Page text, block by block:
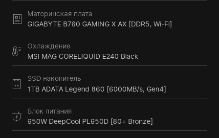
Материнская плата
GIGABYTE B760 GAMING X AX [DDR5, Wi-Fi]
Охлаждение
MSI MAG CORELIQUID E240 Black
SSD накопитель
1TB ADATA Legend 860 [6000MB/s, Gen4]
Блок питания
650W DeepCool PL650D [80+ Bronze]